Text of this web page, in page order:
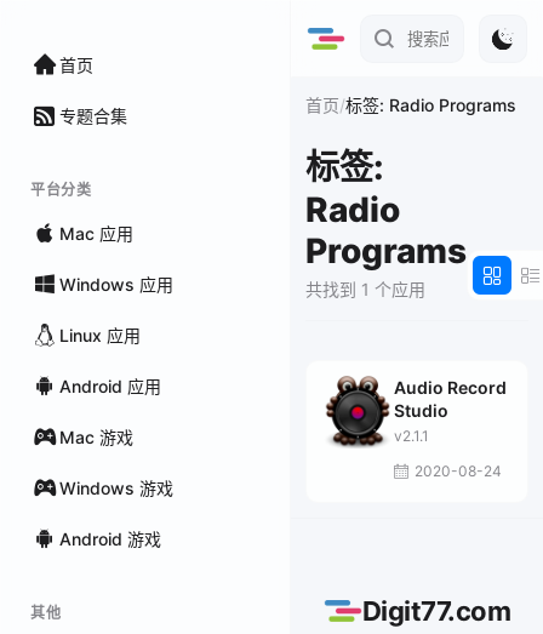
首页
专题合集
平台分类
Mac 应用
Windows 应用
Linux 应用
Android 应用
Mac 游戏
Windows 游戏
Android 游戏
其他
首页/标签: Radio Programs
标签:
Radio
Programs
共找到 1 个应用
Audio Record
Studio
v2.1.1
2020-08-24
Digit77.com